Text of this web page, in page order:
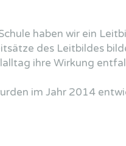
haben wir ein
des Leitbildes
ihre Wirkung
im Jahr 2014